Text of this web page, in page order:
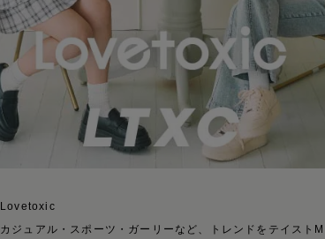
Lovetoxic
カジュアル・スポーツ・ガーリーなど、トレンドをテイスト